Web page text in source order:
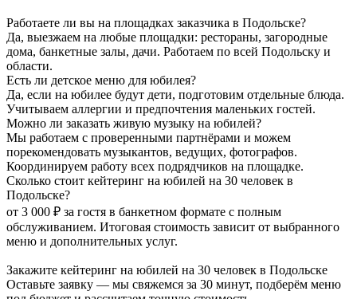
Работаете ли вы на площадках заказчика в Подольске?
Да, выезжаем на любые площадки: рестораны, загородные
дома, банкетные залы, дачи. Работаем по всей Подольску и
области.
Есть ли детское меню для юбилея?
Да, если на юбилее будут дети, подготовим отдельные блюда.
Учитываем аллергии и предпочтения маленьких гостей.
Можно ли заказать живую музыку на юбилей?
Мы работаем с проверенными партнёрами и можем
порекомендовать музыкантов, ведущих, фотографов.
Координируем работу всех подрядчиков на площадке.
Сколько стоит кейтеринг на юбилей на 30 человек в
Подольске?
от 3 000 ₽ за гостя в банкетном формате с полным
обслуживанием. Итоговая стоимость зависит от выбранного
меню и дополнительных услуг.
Закажите кейтеринг на юбилей на 30 человек в Подольске
Оставьте заявку — мы свяжемся за 30 минут, подберём меню